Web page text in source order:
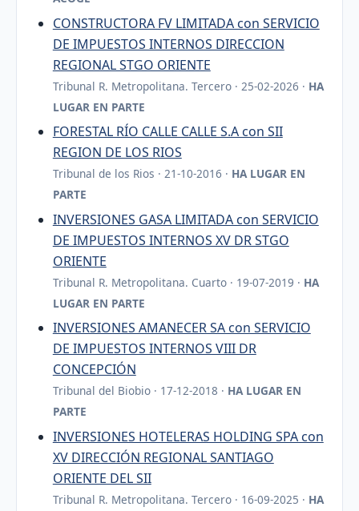
CONSTRUCTORA FV LIMITADA con SERVICIO
DE IMPUESTOS INTERNOS DIRECCION
REGIONAL STGO ORIENTE
Tribunal R. Metropolitana. Tercero · 25-02-2026 · HA
LUGAR EN PARTE
FORESTAL RÍO CALLE CALLE S.A con SII
REGION DE LOS RIOS
Tribunal de los Rios · 21-10-2016 · HA LUGAR EN
PARTE
INVERSIONES GASA LIMITADA con SERVICIO
DE IMPUESTOS INTERNOS XV DR STGO
ORIENTE
Tribunal R. Metropolitana. Cuarto · 19-07-2019 · HA
LUGAR EN PARTE
INVERSIONES AMANECER SA con SERVICIO
DE IMPUESTOS INTERNOS VIII DR
CONCEPCIÓN
Tribunal del Biobio · 17-12-2018 · HA LUGAR EN
PARTE
INVERSIONES HOTELERAS HOLDING SPA con
XV DIRECCIÓN REGIONAL SANTIAGO
ORIENTE DEL SII
Tribunal R. Metropolitana. Tercero · 16-09-2025 · HA